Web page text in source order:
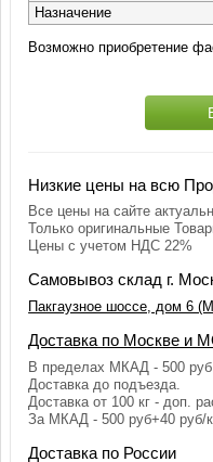
Назначение
Возможно приобретение
Низкие цены на всю
Все цены на сайте
Только оригинальные
Цены с учетом НДС 22%
Самовывоз склад г.
Пакгаузное шоссе, дом 6
Доставка по Москве и
В пределах МКАД - 500 руб
Доставка до подъезда.
Доставка от 100 кг - доп.
За МКАД - 500 руб+40 руб/
Доставка по России